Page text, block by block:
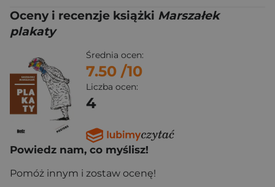
Oceny i recenzje książki Marszałek
plakaty
Średnia ocen:
7.50 /10
Liczba ocen:
4
Powiedz nam, co myślisz!
Pomóż innym i zostaw ocenę!